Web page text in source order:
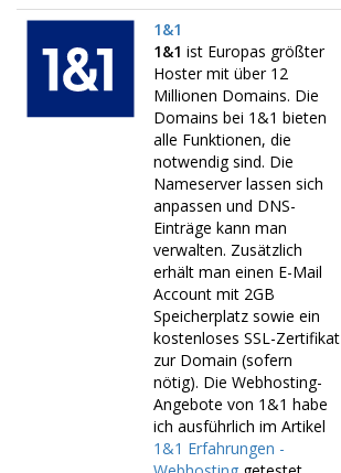
1&1
1&1 ist Europas größter
Hoster mit über 12
Millionen Domains. Die
Domains bei 1&1 bieten
alle Funktionen, die
notwendig sind. Die
Nameserver lassen sich
anpassen und DNS-
Einträge kann man
verwalten. Zusätzlich
erhält man einen E-Mail
Account mit 2GB
Speicherplatz sowie ein
kostenloses SSL-Zertifikat
zur Domain (sofern
nötig). Die Webhosting-
Angebote von 1&1 habe
ich ausführlich im Artikel
1&1 Erfahrungen -